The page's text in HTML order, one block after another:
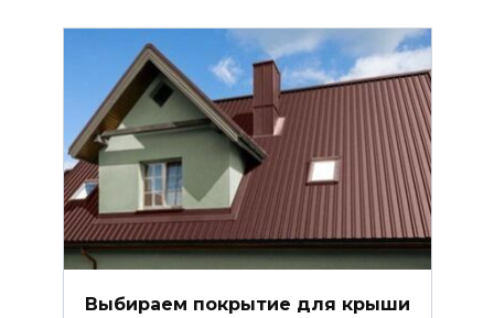
Выбираем покрытие для крыши